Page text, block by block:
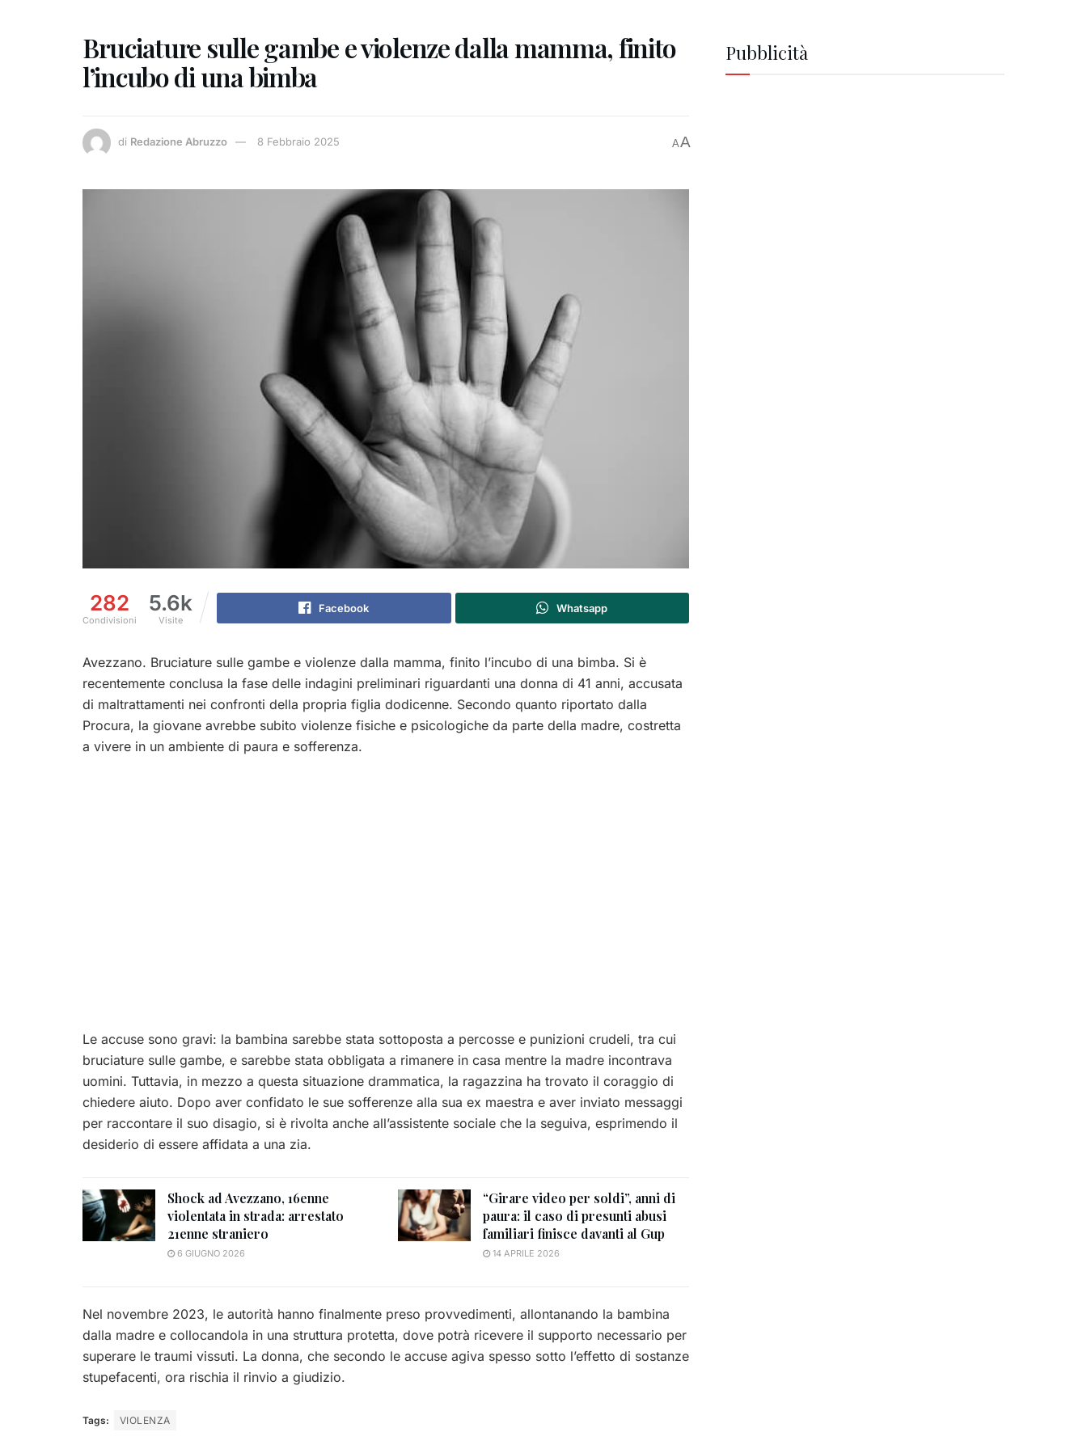
Bruciature sulle gambe e violenze dalla mamma, finito
l’incubo di una bimba
di Redazione Abruzzo 8 Febbraio 2025 AA
282
Condivisioni
5.6k
Visite
Facebook Whatsapp
Avezzano. Bruciature sulle gambe e violenze dalla mamma, finito l’incubo di una bimba. Si è
recentemente conclusa la fase delle indagini preliminari riguardanti una donna di 41 anni, accusata
di maltrattamenti nei confronti della propria figlia dodicenne. Secondo quanto riportato dalla
Procura, la giovane avrebbe subito violenze fisiche e psicologiche da parte della madre, costretta
a vivere in un ambiente di paura e sofferenza.
Le accuse sono gravi: la bambina sarebbe stata sottoposta a percosse e punizioni crudeli, tra cui
bruciature sulle gambe, e sarebbe stata obbligata a rimanere in casa mentre la madre incontrava
uomini. Tuttavia, in mezzo a questa situazione drammatica, la ragazzina ha trovato il coraggio di
chiedere aiuto. Dopo aver confidato le sue sofferenze alla sua ex maestra e aver inviato messaggi
per raccontare il suo disagio, si è rivolta anche all’assistente sociale che la seguiva, esprimendo il
desiderio di essere affidata a una zia.
Shock ad Avezzano, 16enne
violentata in strada: arrestato
21enne straniero
6 GIUGNO 2026
“Girare video per soldi”, anni di
paura: il caso di presunti abusi
familiari finisce davanti al Gup
14 APRILE 2026
Nel novembre 2023, le autorità hanno finalmente preso provvedimenti, allontanando la bambina
dalla madre e collocandola in una struttura protetta, dove potrà ricevere il supporto necessario per
superare le traumi vissuti. La donna, che secondo le accuse agiva spesso sotto l’effetto di sostanze
stupefacenti, ora rischia il rinvio a giudizio.
Tags: VIOLENZA
Pubblicità